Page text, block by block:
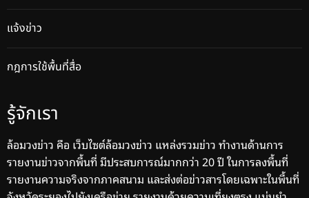
แจ้งข่าว
กฎการใช้พื้นที่สื่อ
รู้จักเรา
ล้อมวงข่าว คือ เว็บไซต์ล้อมวงข่าว แหล่งรวมข่าว ทำงานด้านการ
รายงานข่าวจากพื้นที่ มีประสบการณ์มากกว่า 20 ปี ในการลงพื้นที่
รายงานความจริงจากภาคสนาม และส่งต่อข่าวสารโดยเฉพาะในพื้นที่